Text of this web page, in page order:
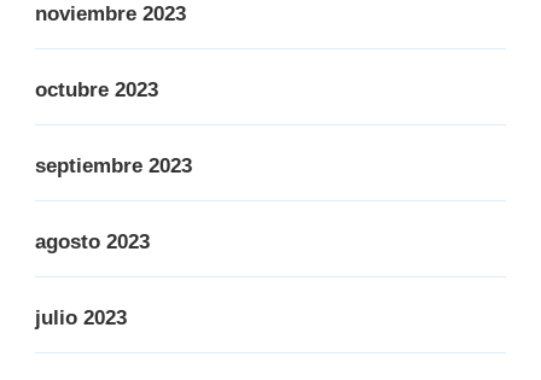
noviembre 2023
octubre 2023
septiembre 2023
agosto 2023
julio 2023